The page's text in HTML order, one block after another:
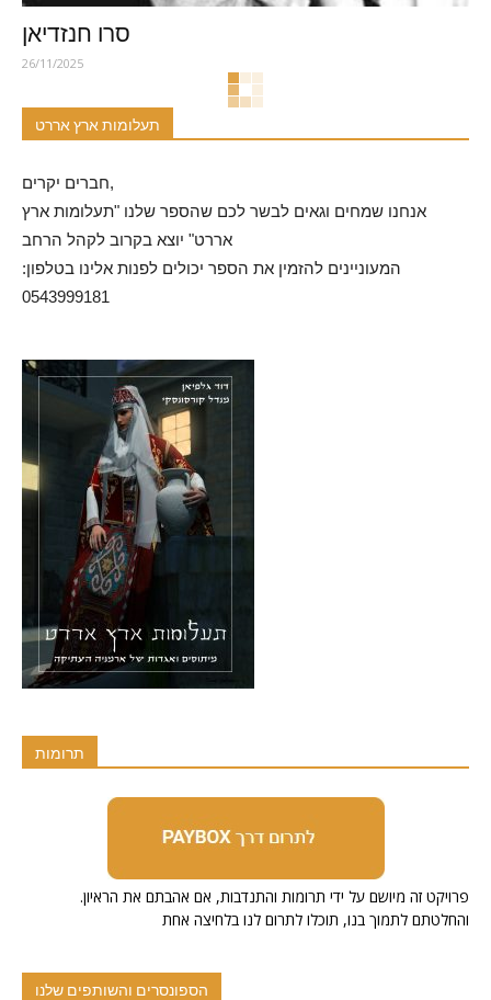
סרו חנזדיאן
26/11/2025
תעלומות ארץ אררט
חברים יקרים,
אנחנו שמחים וגאים לבשר לכם שהספר שלנו "תעלומות ארץ
אררט" יוצא בקרוב לקהל הרחב
המעוניינים להזמין את הספר יכולים לפנות אלינו בטלפון:
0543999181
תרומות
.פרויקט זה מיושם על ידי תרומות והתנדבות, אם אהבתם את הראיון
והחלטתם לתמוך בנו, תוכלו לתרום לנו בלחיצה אחת
הספונסרים והשותפים שלנו